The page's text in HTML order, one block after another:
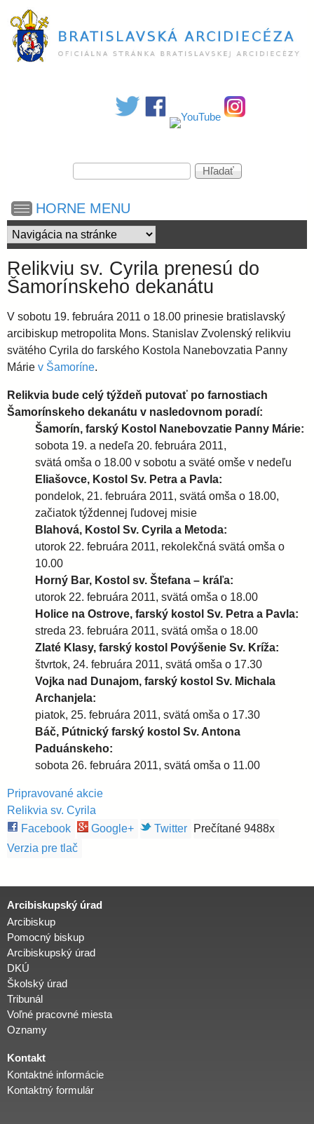
na
hlavný
t
i
s
l
a
v
c
é
z
a
V
y
ľ
a
d
v
a
i
e
H
ľ
d
a
ť
HORNE MENU
Relikviu sv. Cyrila prenesú do
Šamorínskeho dekanátu
V sobotu 19. februára 2011 o 18.00 prinesie bratislavský
arcibiskup metropolita Mons. Stanislav Zvolenský relikviu
svätého Cyrila do farského Kostola Nanebovzatia Panny
Márie v Šamoríne.
Relikvia bude celý týždeň putovať po farnostiach
Šamorínskeho dekanátu v nasledovnom poradí:
Šamorín, farský Kostol Nanebovzatie Panny Márie:
sobota 19. a nedeľa 20. februára 2011,
svätá omša o 18.00 v sobotu a sväté omše v nedeľu
Eliašovce, Kostol Sv. Petra a Pavla:
pondelok, 21. februára 2011, svätá omša o 18.00,
začiatok týždennej ľudovej misie
Blahová, Kostol Sv. Cyrila a Metoda:
utorok 22. februára 2011, rekolekčná svätá omša o
10.00
Horný Bar, Kostol sv. Štefana – kráľa:
utorok 22. februára 2011, svätá omša o 18.00
Holice na Ostrove, farský kostol Sv. Petra a Pavla:
streda 23. februára 2011, svätá omša o 18.00
Zlaté Klasy, farský kostol Povýšenie Sv. Kríža:
štvrtok, 24. februára 2011, svätá omša o 17.30
Vojka nad Dunajom, farský kostol Sv. Michala
Archanjela:
piatok, 25. februára 2011, svätá omša o 17.30
Báč, Pútnický farský kostol Sv. Antona
Paduánskeho:
sobota 26. februára 2011, svätá omša o 11.00
Pripravované akcie
Relikvia sv. Cyrila
Facebook
Google+ Twitter
Prečítané 9488x
Verzia pre tlač
Arcibiskupský úrad
Arcibiskup
Pomocný biskup
Arcibiskupský úrad
DKÚ
Školský úrad
Tribunál
Voľné pracovné miesta
Oznamy
Kontakt
Kontaktné informácie
Kontaktný formulár